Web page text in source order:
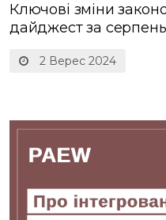
2 Верес 2024
Ключові зміни
дайджест за серпень